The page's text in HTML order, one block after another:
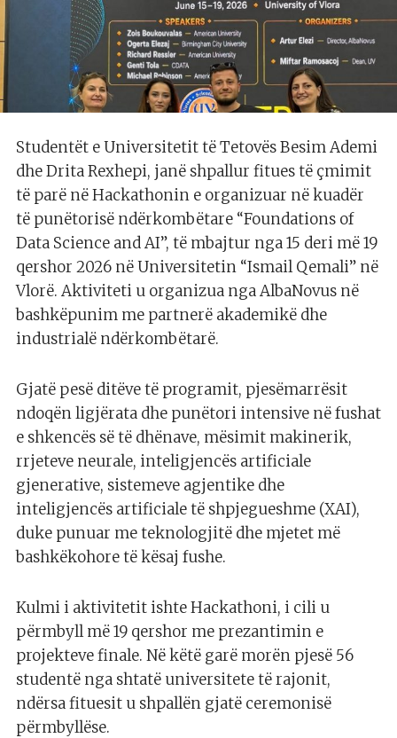
Studentët e Universitetit të Tetovës Besim Ademi
dhe Drita Rexhepi, janë shpallur fitues të çmimit
të parë në Hackathonin e organizuar në kuadër
të punëtorisë ndërkombëtare “Foundations of
Data Science and AI”, të mbajtur nga 15 deri më 19
qershor 2026 në Universitetin “Ismail Qemali” në
Vlorë. Aktiviteti u organizua nga AlbaNovus në
bashkëpunim me partnerë akademikë dhe
industrialë ndërkombëtarë.
Gjatë pesë ditëve të programit, pjesëmarrësit
ndoqën ligjërata dhe punëtori intensive në fushat
e shkencës së të dhënave, mësimit makinerik,
rrjeteve neurale, inteligjencës artificiale
gjenerative, sistemeve agjentike dhe
inteligjencës artificiale të shpjegueshme (XAI),
duke punuar me teknologjitë dhe mjetet më
bashkëkohore të kësaj fushe.
Kulmi i aktivitetit ishte Hackathoni, i cili u
përmbyll më 19 qershor me prezantimin e
projekteve finale. Në këtë garë morën pjesë 56
studentë nga shtatë universitete të rajonit,
ndërsa fituesit u shpallën gjatë ceremonisë
përmbyllëse.